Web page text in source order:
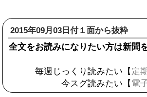
2015年09月03日付１面から抜粋
全文をお読みになりたい方は新聞
毎週じっくり読みたい【 定
今スグ読みたい【 電